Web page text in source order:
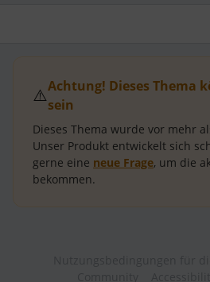
⚠️Achtung! Dieses Thema
sein
Dieses Thema wurde vor mehr
Unser Produkt entwickelt sich
gerne eine neue Frage, um die
bekommen.